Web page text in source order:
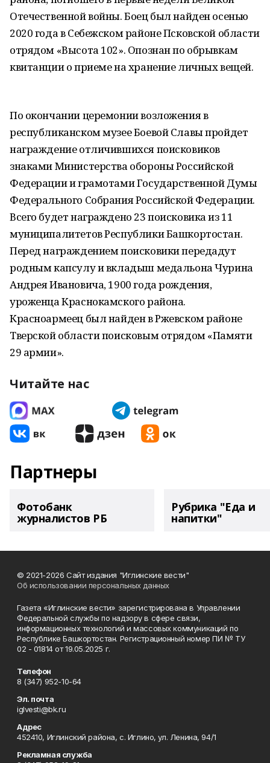
Отечественной войны. Боец был найден осенью
2020 года в Себежском районе Псковской области
отрядом «Высота 102». Опознан по обрывкам
квитанции о приеме на хранение личных вещей.
По окончании церемонии возложения в
республиканском музее Боевой Славы пройдет
награждение отличившихся поисковиков
знаками Министерства обороны Российской
Федерации и грамотами Государственной Думы
Федерального Собрания Российской Федерации.
Всего будет награждено 23 поисковика из 11
муниципалитетов Республики Башкортостан.
Перед награждением поисковики передадут
родным капсулу и вкладыш медальона Чурина
Андрея Ивановича, 1900 года рождения,
уроженца Краснокамского района.
Красноармеец был найден в Ржевском районе
Тверской области поисковым отрядом «Памяти
29 армии».
Читайте нас
Партнеры
Фотобанк
журналистов РБ
Рубрика "Еда и
напитки"
© 2021-2026 Сайт издания "Иглинские вести"
Об использовании персональных данных
Газета «Иглинские вести» зарегистрирована в Управлении
Федеральной службы по надзору в сфере связи,
информационных технологий и массовых коммуникаций по
Республике Башкортостан. Регистрационный номер ПИ № ТУ
02 - 01814 от 19.05.2025 г.
Телефон
8 (347) 952-10-64
Эл. почта
iglvesti@bk.ru
Адрес
452410, Иглинский района, с. Иглино, ул. Ленина, 94/1
Рекламная служба